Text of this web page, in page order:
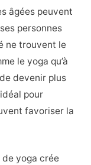
âgées peuvent
personnes
ne trouvent le
le yoga qu’à
devenir plus
pour
favoriser la
de yoga crée